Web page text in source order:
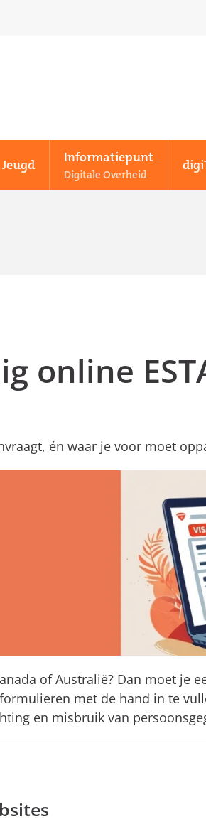
Jeugd Informatiepunt
Digitale Overheid
online
én waar je voor moet
of Australië? Dan moet je
met de hand in te
en misbruik van